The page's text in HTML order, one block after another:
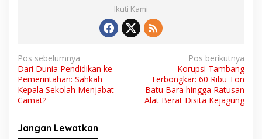
Ikuti Kami
N
a
v
i
g
Pos sebelumnya
Dari Dunia Pendidikan ke
Pemerintahan: Sahkah
Kepala Sekolah Menjabat
Camat?
Pos berikutnya
Korupsi Tambang
Terbongkar: 60 Ribu Ton
Batu Bara hingga Ratusan
Alat Berat Disita Kejagung
Jangan Lewatkan